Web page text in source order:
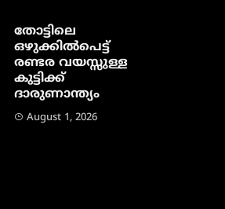
തോട്ടിലെ
ഒഴുക്കിൽപെട്ട്
രണ്ടര വയസ്സുള്ള
കുട്ടിക്ക്
ദാരുണാന്ത്യം
August 1, 2026